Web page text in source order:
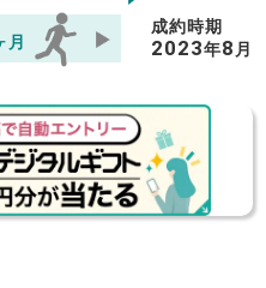
月
成約時期
2023年8 月